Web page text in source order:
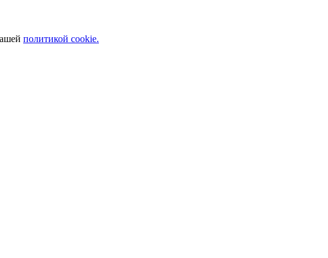
политикой cookie.